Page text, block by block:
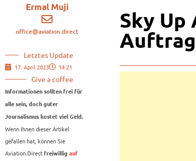
Ermal Muji
office@aviation.direct
Letztes Update
17. April 2023 14:21
Give a coffee
Informationen sollten frei für
alle sein, doch guter
Journalismus kostet viel Geld.
Wenn Ihnen dieser Artikel
gefallen hat, können Sie
Aviation.Direct freiwillig auf
Sky Up
Auftrag